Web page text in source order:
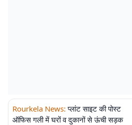
Rourkela News: प्लांट साइट की पोस्ट
ऑफिस गली में घरों व दुकानों से ऊंची सड़क